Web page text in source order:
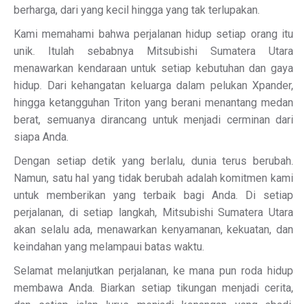
berharga, dari yang kecil hingga yang tak terlupakan.
Kami memahami bahwa perjalanan hidup setiap orang itu
unik. Itulah sebabnya Mitsubishi Sumatera Utara
menawarkan kendaraan untuk setiap kebutuhan dan gaya
hidup. Dari kehangatan keluarga dalam pelukan Xpander,
hingga ketangguhan Triton yang berani menantang medan
berat, semuanya dirancang untuk menjadi cerminan dari
siapa Anda.
Dengan setiap detik yang berlalu, dunia terus berubah.
Namun, satu hal yang tidak berubah adalah komitmen kami
untuk memberikan yang terbaik bagi Anda. Di setiap
perjalanan, di setiap langkah, Mitsubishi Sumatera Utara
akan selalu ada, menawarkan kenyamanan, kekuatan, dan
keindahan yang melampaui batas waktu.
Selamat melanjutkan perjalanan, ke mana pun roda hidup
membawa Anda. Biarkan setiap tikungan menjadi cerita,